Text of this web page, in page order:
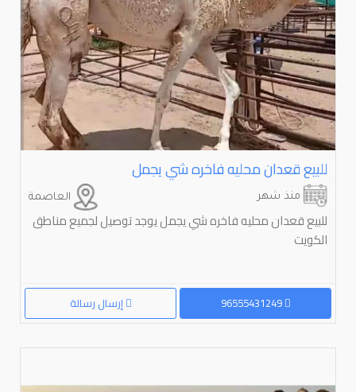
للبيع قعدان محليه فاخره شي يجمل
العاصمة منذ شهر
للبيع قعدان محليه فاخره شي يجمل يوجد توصيل لجميع مناطق
الكويت
إرسال رسالة 96555431249